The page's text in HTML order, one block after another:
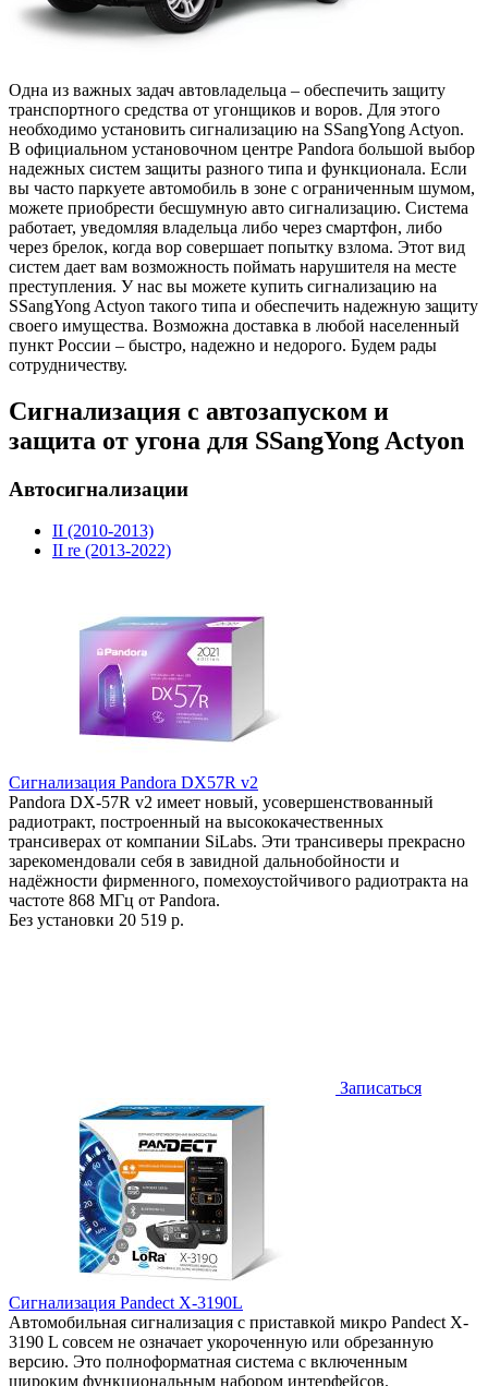
Одна из важных задач автовладельца – обеспечить защиту
транспортного средства от угонщиков и воров. Для этого
необходимо установить сигнализацию на SSangYong Actyon.
В официальном установочном центре Pandora большой выбор
надежных систем защиты разного типа и функционала. Если
вы часто паркуете автомобиль в зоне с ограниченным шумом,
можете приобрести бесшумную авто сигнализацию. Система
работает, уведомляя владельца либо через смартфон, либо
через брелок, когда вор совершает попытку взлома. Этот вид
систем дает вам возможность поймать нарушителя на месте
преступления. У нас вы можете купить сигнализацию на
SSangYong Actyon такого типа и обеспечить надежную защиту
своего имущества. Возможна доставка в любой населенный
пункт России – быстро, надежно и недорого. Будем рады
сотрудничеству.
Сигнализация с автозапуском и
защита от угона для SSangYong Actyon
Автосигнализации
II (2010-2013)
II re (2013-2022)
Сигнализация Pandora DX57R v2
Pandora DX-57R v2 имеет новый, усовершенствованный
радиотракт, построенный на высококачественных
трансиверах от компании SiLabs. Эти трансиверы прекрасно
зарекомендовали себя в завидной дальнобойности и
надёжности фирменного, помехоустойчивого радиотракта на
частоте 868 МГц от Pandora.
Без установки 20 519 р.
Записаться
Сигнализация Pandect X-3190L
Автомобильная сигнализация с приставкой микро Pandect X-
3190 L совсем не означает укороченную или обрезанную
версию. Это полноформатная система с включенным
широким функциональным набором интерфейсов.